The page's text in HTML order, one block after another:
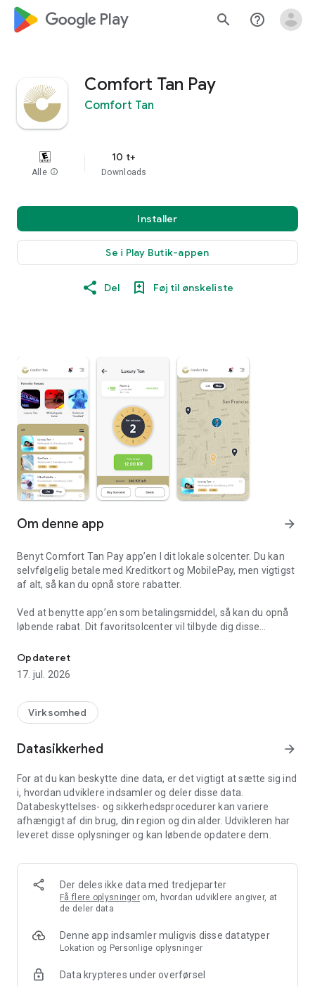
google_logo Play search help_outline
Comfort Tan Pay
Comfort Tan
Alle info
10 t+
Downloads
Installer
Se i Play Butik-appen
Del Føj til ønskeliste
Om denne app arrow_forward
Benyt Comfort Tan Pay app’en I dit lokale solcenter. Du kan
selvfølgelig betale med Kreditkort og MobilePay, men vigtigst
af alt, så kan du opnå store rabatter.
Ved at benytte app’en som betalingsmiddel, så kan du opnå
løbende rabat. Dit favoritsolcenter vil tilbyde dig disse
Bliv en af vores loyale kunder og modtage disse tilbud…
download allerede i dag.
Opdateret
17. jul. 2026
Virksomhed
Datasikkerhed arrow_forward
For at du kan beskytte dine data, er det vigtigt at sætte sig ind
i, hvordan udviklere indsamler og deler disse data.
Databeskyttelses- og sikkerhedsprocedurer kan variere
afhængigt af din brug, din region og din alder. Udvikleren har
leveret disse oplysninger og kan løbende opdatere dem.
Der deles ikke data med tredjeparter
Få flere oplysninger om, hvordan udviklere angiver, at
de deler data
Denne app indsamler muligvis disse datatyper
Lokation og Personlige oplysninger
Data krypteres under overførsel